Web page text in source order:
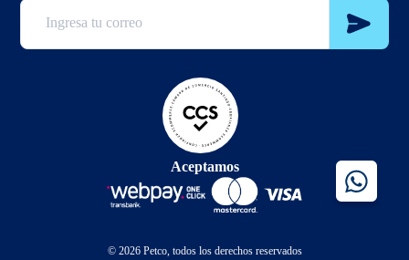
Aceptamos
© 2026 Petco, todos los derechos reservados